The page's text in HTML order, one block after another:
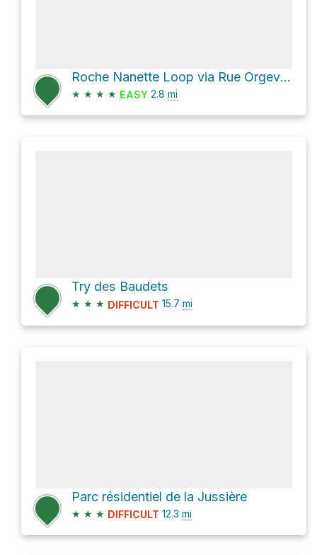
Roche Nanette Loop via Rue Orgeveau
★ ★ ★ ★ EASY 2.8 mi
Try des Baudets
★ ★ ★ DIFFICULT 15.7 mi
Parc résidentiel de la Jussière
★ ★ ★ DIFFICULT 12.3 mi